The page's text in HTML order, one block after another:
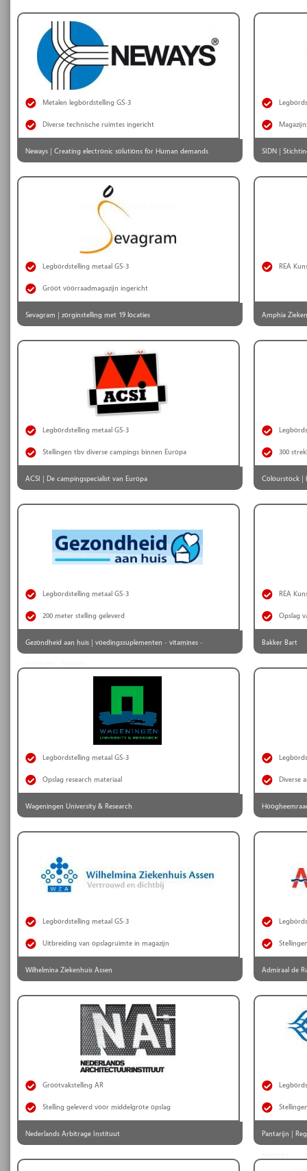
Metalen legbordstelling GS-3
Diverse technische ruimtes ingericht
Neways | Creating electronic solutions for Human demands SIDN |
Legbordstelling metaal GS-3
Groot voorraadmagazijn ingericht
Sevagram | zorginstelling met 19 locaties
REA
Amphia
Legbordstelling metaal GS-3
Stellingen tbv diverse campings binnen Europa
ACSI | De campingspecialist van Europa
300
Colourstock |
Legbordstelling metaal GS-3
200 meter stelling geleverd
Gezondheid aan huis | voedingssuplementen - vitamines -
REA
Opslag
Bakker Bart
Legbordstelling metaal GS-3
Opslag research materiaal
Wageningen University & Research
Diverse
Legbordstelling metaal GS-3
Uitbreiding van opslagruimte in magazijn
Wilhelmina Ziekenhuis Assen Admiraal de
Grootvakstelling AR
Stelling geleverd voor middelgrote opslag
Nederlands Arbitrage Instituut Pantarijn |